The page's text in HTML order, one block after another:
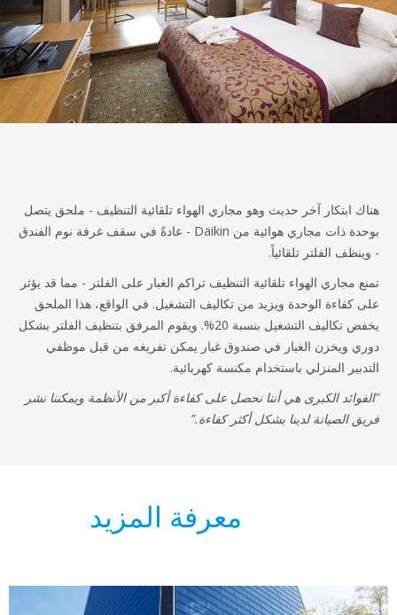
ابتكار آخر حديث وهو مجاري الهواء تلقائية التنظيف - ملحق يتصل
بوحدة ذات مجاري هوائية من Daikin - عادةً في سقف غرفة نوم الفندق
الفلتر تلقائياً.
مجاري الهواء تلقائية التنظيف تراكم الغبار على الفلتر - مما قد يؤثر
كفاءة الوحدة ويزيد من تكاليف التشغيل. في الواقع، هذا الملحق
يخفض تكاليف التشغيل بنسبة 20%. ويقوم المرفق بتنظيف الفلتر بشكل
ويخزن الغبار في صندوق غبار يمكن تفريغه من قبل موظفي
المنزلي باستخدام مكنسة كهربائية.
الكبرى هي أننا نحصل على كفاءة أكبر من الأنظمة ويمكننا نشر
الصيانة لدينا بشكل أكثر كفاءة.”
معرفة المزيد